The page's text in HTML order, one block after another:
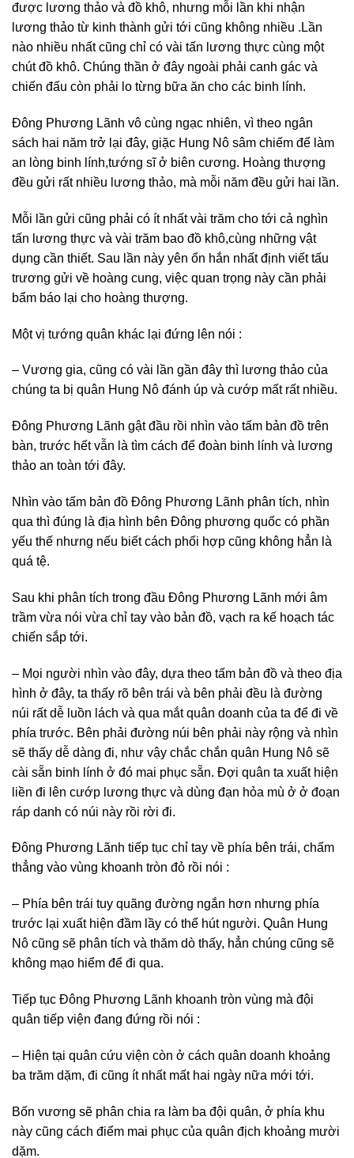
được lương thảo và đồ khô, nhưng mỗi lần khi nhận
lương thảo từ kinh thành gửi tới cũng không nhiều .Lần
nào nhiều nhất cũng chỉ có vài tấn lương thực cùng một
chút đồ khô. Chúng thần ở đây ngoài phải canh gác và
chiến đấu còn phải lo từng bữa ăn cho các binh lính.
Đông Phương Lãnh vô cùng ngạc nhiên, vì theo ngân
sách hai năm trở lại đây, giặc Hung Nô sâm chiếm để làm
an lòng binh lính,tướng sĩ ở biên cương. Hoàng thượng
đều gửi rất nhiều lương thảo, mà mỗi năm đều gửi hai lần.
Mỗi lần gửi cũng phải có ít nhất vài trăm cho tới cả nghìn
tấn lương thực và vài trăm bao đồ khô,cùng những vật
dụng cần thiết. Sau lần này yên ổn hắn nhất định viết tấu
trương gửi về hoàng cung, việc quan trọng này cần phải
bẩm báo lại cho hoàng thượng.
Một vị tướng quân khác lại đứng lên nói :
– Vương gia, cũng có vài lần gần đây thì lương thảo của
chúng ta bị quân Hung Nô đánh úp và cướp mất rất nhiều.
Đông Phương Lãnh gật đầu rồi nhìn vào tấm bản đồ trên
bàn, trước hết vẫn là tìm cách để đoàn binh lính và lương
thảo an toàn tới đây.
Nhìn vào tấm bản đồ Đông Phương Lãnh phân tích, nhìn
qua thì đúng là địa hình bên Đông phương quốc có phần
yếu thế nhưng nếu biết cách phối hợp cũng không hẳn là
quá tệ.
Sau khi phân tích trong đầu Đông Phương Lãnh mới âm
trầm vừa nói vừa chỉ tay vào bản đồ, vạch ra kế hoạch tác
chiến sắp tới.
– Mọi người nhìn vào đây, dựa theo tấm bản đồ và theo địa
hình ở đây, ta thấy rõ bên trái và bên phải đều là đường
núi rất dễ luồn lách và qua mắt quân doanh của ta để đi về
phía trước. Bên phải đường núi bên phải này rộng và nhìn
sẽ thấy dễ dàng đi, như vậy chắc chắn quân Hung Nô sẽ
cài sẵn binh lính ở đó mai phục sẵn. Đợi quân ta xuất hiện
liền đi lên cướp lương thực và dùng đạn hỏa mù ở ở đoạn
ráp danh có núi này rồi rời đi.
Đông Phương Lãnh tiếp tục chỉ tay về phía bên trái, chấm
thẳng vào vùng khoanh tròn đỏ rồi nói :
– Phía bên trái tuy quãng đường ngắn hơn nhưng phía
trước lại xuất hiện đầm lầy có thể hút người. Quân Hung
Nô cũng sẽ phân tích và thăm dò thấy, hẳn chúng cũng sẽ
không mạo hiểm để đi qua.
Tiếp tục Đông Phương Lãnh khoanh tròn vùng mà đội
quân tiếp viện đang đứng rồi nói :
– Hiện tại quân cứu viện còn ở cách quân doanh khoảng
ba trăm dặm, đi cũng ít nhất mất hai ngày nữa mới tới.
Bốn vương sẽ phân chia ra làm ba đội quân, ở phía khu
này cũng cách điểm mai phục của quân địch khoảng mười
dặm.